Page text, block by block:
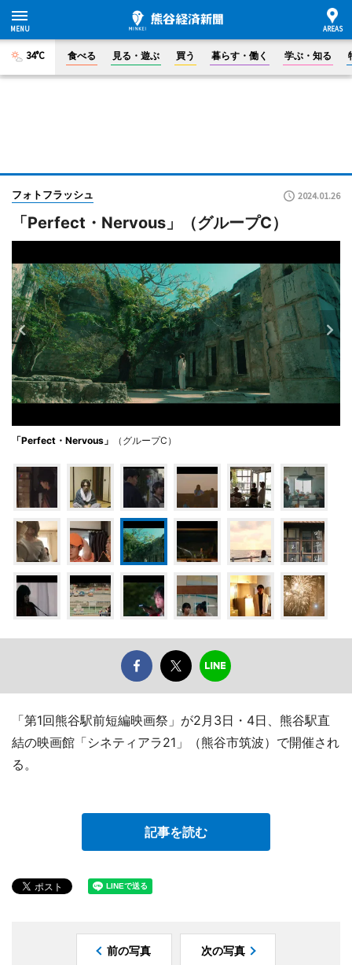
34°C 食べる 見る・遊ぶ 買う 暮らす・働く 学ぶ・知る
フォトフラッシュ 2024.01.26
「Perfect・Nervous」（グループC）
「Perfect・Nervous」 （グループC）
「第1回熊谷駅前短編映画祭」が2月3日・4日、熊谷駅直
結の映画館「シネティアラ21」（熊谷市筑波）で開催され
る。
記事を読む
前の写真 次の写真